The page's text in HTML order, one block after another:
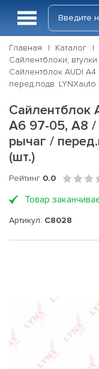
Главная Каталог
Сайлентблоки,
Сайлентблок AUDI
перед.подв. LYNXauto
Сайлентблок
A6 97-05, A8
рычаг /
(шт.)
Рейтинг 0.0
Товар
Артикул: C8028